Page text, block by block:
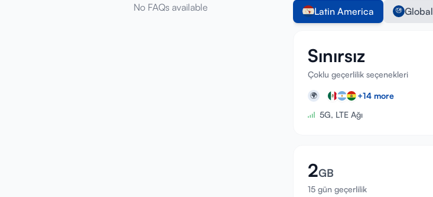
No FAQs available Latin America Global
Sınırsız
Çoklu geçerlilik seçenekleri
🌍 +14 more
5G, LTE Ağı
2GB
15 gün geçerlilik